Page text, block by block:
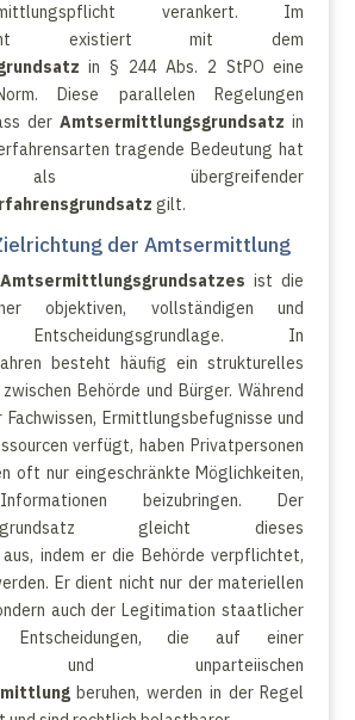
verankert. Im
existiert mit dem
in § 244 Abs. 2 StPO eine
Diese parallelen Regelungen
derAmtsermittlungsgrundsatz in
tragende Bedeutung hat
übergreifender
gilt.
der Amtsermittlung
Amtsermittlungsgrundsatzes ist die
objektiven, vollständigen und
Entscheidungsgrundlage. In
besteht häufig ein strukturelles
Behörde und Bürger. Während
Ermittlungsbefugnisse und
verfügt, haben Privatpersonen
oft nur eingeschränkte Möglichkeiten,
beizubringen. Der
gleicht dieses
indem er die Behörde verpflichtet,
Er dient nicht nur der materiellen
auch der Legitimation staatlicher
Entscheidungen, die auf einer
und unparteiischen
beruhen, werden in der Regel